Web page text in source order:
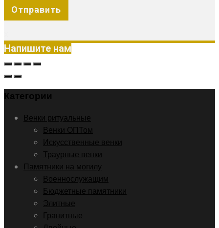
Напишите нам
Категории
Венки ритуальные
Венки ОПТом
Искусственные венки
Траурные венки
Памятники на могилу
Военнослужащим
Бюджетные памятники
Элитные
Гранитные